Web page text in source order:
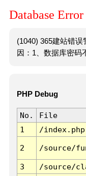
Database Error
(1040) 365建站错
因：1、数据库密码
PHP Debug
No. File
1
/index.php
2 /source/
3 /source/